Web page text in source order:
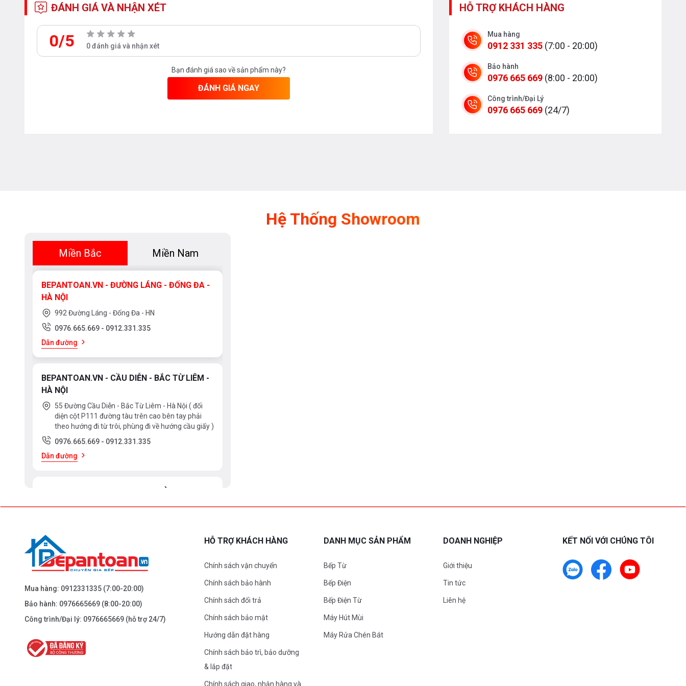
Bảo hành: 5năm
Chúng tôi cam kết sản phẩm chính hãng, chất lượng tốt.
ĐÁNH GIÁ VÀ NHẬN XÉT
0/5 0 đánh giá và nhận xét
Bạn đánh giá sao về sản phẩm này?
ĐÁNH GIÁ NGAY
HỖ TRỢ KHÁCH HÀNG
Mua hàng
0912 331 335 (7:00 - 20:00)
Bảo hành
0976 665 669 (8:00 - 20:00)
Công trình/Đại Lý
0976 665 669 (24/7)
Hệ Thống Showroom
Miền Bắc Miền Nam
BEPANTOAN.VN - ĐƯỜNG LÁNG - ĐỐNG ĐA -
HÀ NỘI
992 Đường Láng - Đống Đa - HN
0976.665.669 - 0912.331.335
Dẫn đường
BEPANTOAN.VN - CẦU DIỄN - BẮC TỪ LIÊM -
HÀ NỘI
55 Đường Cầu Diễn - Bắc Từ Liêm - Hà Nội ( đối
diện cột P111 đường tàu trên cao bên tay phải
theo hướng đi từ trôi, phùng đi về hướng cầu giấy )
0976.665.669 - 0912.331.335
Dẫn đường
BEPANTOAN.VN - ĐẠI LA - HAI BÀ TRƯNG -
Dẫn đường
BEPANTOAN.VN - NGUYỄN TRÃI - THANH
Dẫn đường
Mua hàng: 0912331335 (7:00-20:00)
Bảo hành: 0976665669 (8:00-20:00)
Công trình/Đại lý: 0976665669 (hỗ trợ 24/7)
HỖ TRỢ KHÁCH HÀNG
Chính sách vận chuyển
Chính sách bảo hành
Chính sách đổi trả
Chính sách bảo mật
Hướng dẫn đặt hàng
Chính sách bảo trì, bảo dưỡng
& lắp đặt
Chính sách giao, nhận hàng và
DANH MỤC SẢN PHẨM
Bếp Từ
Bếp Điện
Bếp Điện Từ
Máy Hút Mùi
Máy Rửa Chén Bát
DOANH NGHIỆP
Giới thiệu
Tin tức
Liên hệ
KẾT NỐI VỚI CHÚNG TÔI